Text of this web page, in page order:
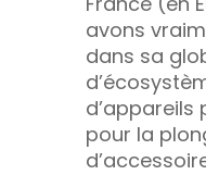
avons
dans sa
pour la